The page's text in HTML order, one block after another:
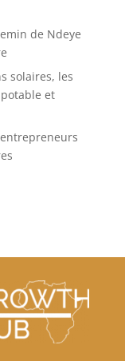
de Ndeye
solaires, les
et